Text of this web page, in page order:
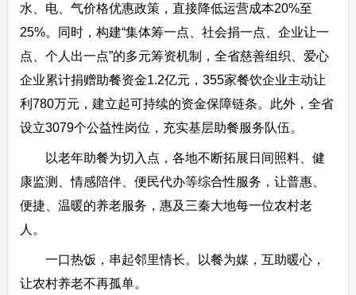
水、电、气价格优惠政策，直接降低运营成本20%至
25%。同时，构建“集体筹一点、社会捐一点、企业让一
点、个人出一点”的多元筹资机制，全省慈善组织、爱心
企业累计捐赠助餐资金1.2亿元，355家餐饮企业主动让
利780万元，建立起可持续的资金保障链条。此外，全省
设立3079个公益性岗位，充实基层助餐服务队伍。
以老年助餐为切入点，各地不断拓展日间照料、健
康监测、情感陪伴、便民代办等综合性服务，让普惠、
便捷、温暖的养老服务，惠及三秦大地每一位农村老
人。
一口热饭，串起邻里情长。以餐为媒，互助暖心，
让农村养老不再孤单。